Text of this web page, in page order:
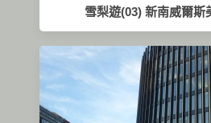
雪梨遊(03) 新南威爾斯